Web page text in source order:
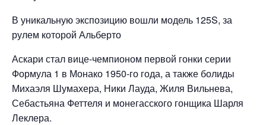
В уникальную экспозицию вошли модель 125S, за
рулем которой Альберто
Аскари стал вице-чемпионом первой гонки серии
Формула 1 в Монако 1950-го года, а также болиды
Михаэля Шумахера, Ники Лауда, Жиля Вильнева,
Себастьяна Феттеля и монегасского гонщика Шарля
Леклера.